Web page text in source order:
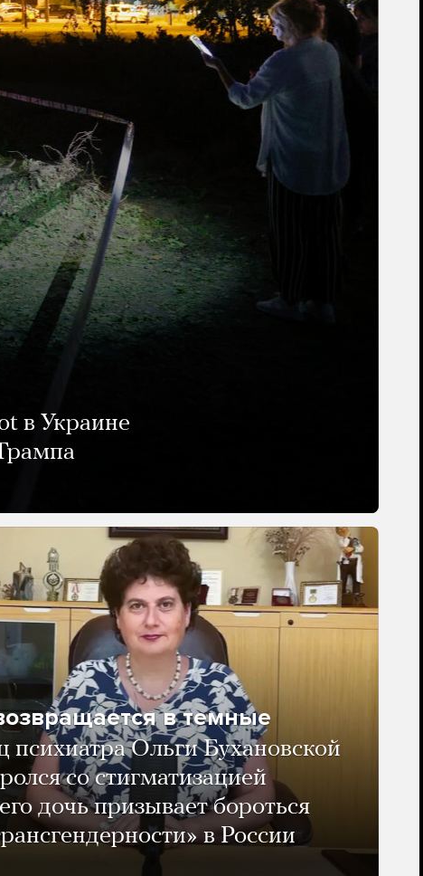
в Украине
в темные
психиатра Ольги Бухановской
со стигматизацией
дочь призывает бороться
в России